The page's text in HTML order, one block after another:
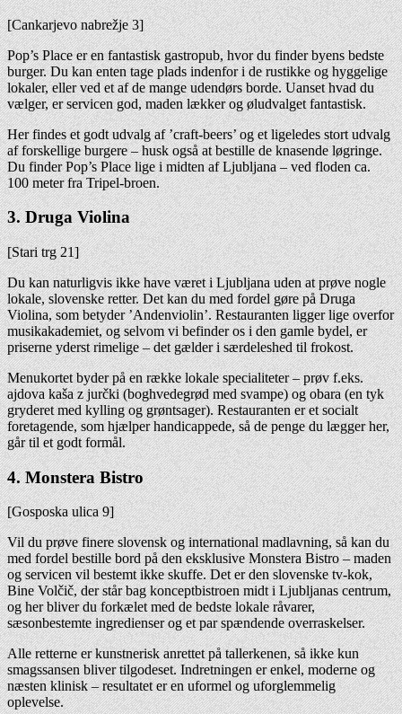
[Cankarjevo nabrežje 3]
Pop’s Place er en fantastisk gastropub, hvor du finder byens bedste
burger. Du kan enten tage plads indenfor i de rustikke og hyggelige
lokaler, eller ved et af de mange udendørs borde. Uanset hvad du
vælger, er servicen god, maden lækker og øludvalget fantastisk.
Her findes et godt udvalg af ’craft-beers’ og et ligeledes stort udvalg
af forskellige burgere – husk også at bestille de knasende løgringe.
Du finder Pop’s Place lige i midten af Ljubljana – ved floden ca.
100 meter fra Tripel-broen.
3. Druga Violina
[Stari trg 21]
Du kan naturligvis ikke have været i Ljubljana uden at prøve nogle
lokale, slovenske retter. Det kan du med fordel gøre på Druga
Violina, som betyder ’Andenviolin’. Restauranten ligger lige overfor
musikakademiet, og selvom vi befinder os i den gamle bydel, er
priserne yderst rimelige – det gælder i særdeleshed til frokost.
Menukortet byder på en række lokale specialiteter – prøv f.eks.
ajdova kaša z jurčki (boghvedegrød med svampe) og obara (en tyk
gryderet med kylling og grøntsager). Restauranten er et socialt
foretagende, som hjælper handicappede, så de penge du lægger her,
går til et godt formål.
4. Monstera Bistro
[Gosposka ulica 9]
Vil du prøve finere slovensk og international madlavning, så kan du
med fordel bestille bord på den eksklusive Monstera Bistro – maden
og servicen vil bestemt ikke skuffe. Det er den slovenske tv-kok,
Bine Volčič, der står bag konceptbistroen midt i Ljubljanas centrum,
og her bliver du forkælet med de bedste lokale råvarer,
sæsonbestemte ingredienser og et par spændende overraskelser.
Alle retterne er kunstnerisk anrettet på tallerkenen, så ikke kun
smagssansen bliver tilgodeset. Indretningen er enkel, moderne og
næsten klinisk – resultatet er en uformel og uforglemmelig
oplevelse.